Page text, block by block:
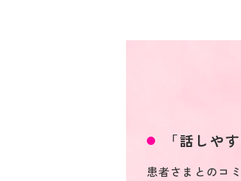
「話しや
患者さまとのコ